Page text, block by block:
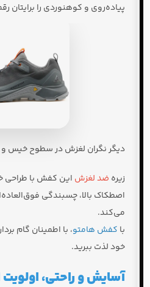
پیاده‌روی و کوهنوردی را برایتان
دیگر نگران لغزش در سطوح خیس و
زیره ضد لغزش این کفش با طراحی
اصطکاک بالا، چسبندگی
می‌کند.
با کفش هامتو، با اطمینان گام
خود لذت ببرید.
آسایش و راحتی،